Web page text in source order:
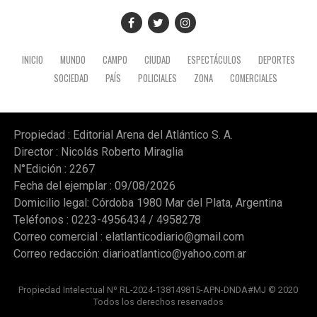
que proyecta una revolución agropecuaria digital basada
en tecnología y datos.
Gentileza radio Mitre
INICIO MUNDO CAMPO CIUDAD ESPECTÁCULOS
DEPORTES
SOCIEDAD
PAÍS POLICIALES ZONA COMERCIALES
Propiedad : Editorial Arena del Atlántico S. A.
Director : Nicolás Roberto Miraglia
N°Edición : 2267
Fecha del ejemplar : 09/08/2026
Domicilio legal: Córdoba 1980 Mar del Plata, Argentina
Teléfonos : 0223-4956434 / 4958278
Correo comercial : elatlanticodiario@gmail.com
Correo redacción: diarioatlantico@yahoo.com.ar
Propiedad Intelectual Nº RL-2024-138149815-APN-DNDA#MJ © 2020
Todos los derechos reservados